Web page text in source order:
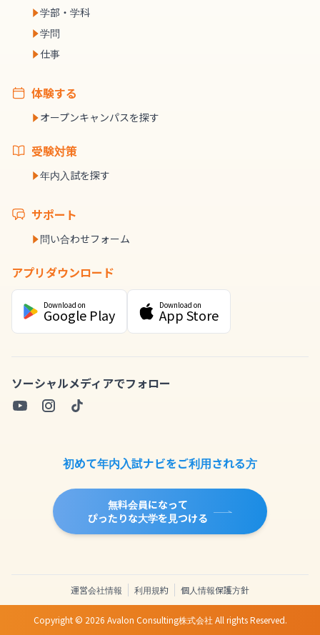
学部・学科
学問
仕事
体験する
オープンキャンパスを探す
受験対策
年内入試を探す
サポート
問い合わせフォーム
アプリダウンロード
Download on
Google Play
Download on
App Store
ソーシャルメディアでフォロー
初めて年内入試ナビをご利用される方
無料会員になって
ぴったりな大学を見つける
運営会社情報 利用規約 個人情報保護方針
Copyright © 2026 Avalon Consulting株式会社 All rights Reserved.